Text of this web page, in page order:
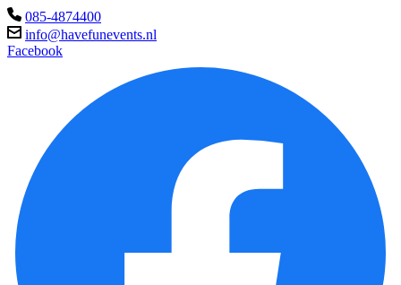
085-4874400
info@havefunevents.nl
Facebook